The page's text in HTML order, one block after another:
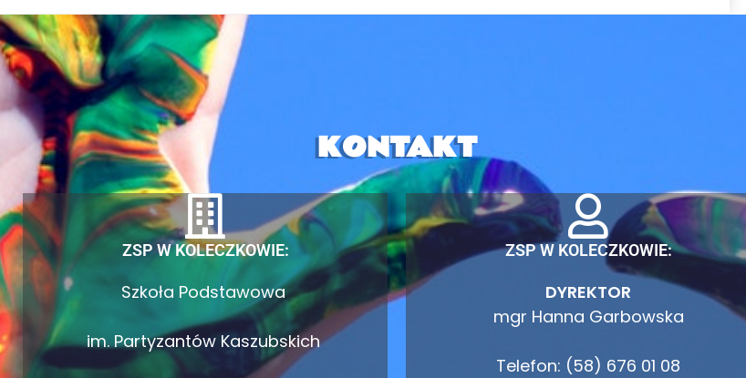
KONTAKT
ZSP W KOLECZKOWIE:
Szkoła Podstawowa
im. Partyzantów Kaszubskich
ZSP W KOLECZKOWIE:
DYREKTOR
mgr Hanna Garbowska
Telefon: (58) 676 01 08